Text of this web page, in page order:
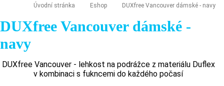
Úvodní stránka Eshop DUXfree Vancouver dámské - navy
DUXfree Vancouver dámské -
navy
DUXfree Vancouver - lehkost na podrážce z materiálu Duflex
v kombinaci s fukncemi do každého počasí